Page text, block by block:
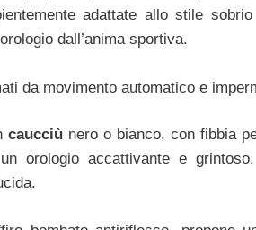
adattate allo stile
dall’anima sportiva.
da movimento automatico e
caucciùnero o bianco, con fibbia
orologio accattivante e